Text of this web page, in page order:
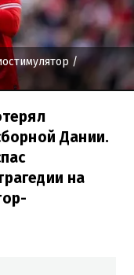
/
Дании.
на